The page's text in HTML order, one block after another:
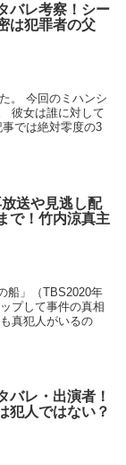
バレ考察！シー
は犯罪者の父
。 今回のミハンシ
彼女は誰に対して
では絶対零度の3
送や見逃し配
で！竹内涼真主
船」（TBS2020年
プして事件の真相
真犯人がいるの
バレ・出演者！
犯人ではない？